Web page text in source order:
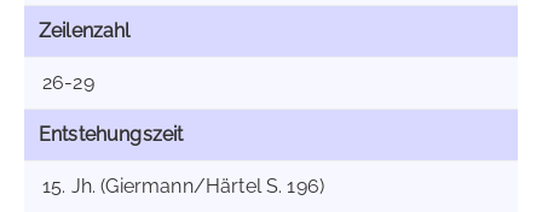
Zeilenzahl
26-29
Entstehungszeit
15. Jh. (Giermann/Härtel S. 196)